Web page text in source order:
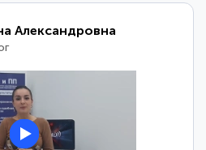
Александровна